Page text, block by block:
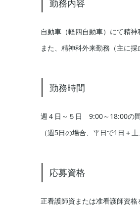
勤務内容
自動車（軽四自動車）にて精神
また、精神科外来勤務（主に採
勤務時間
週４日～５日 9:00～18:00の
（週5日の場合、平日で1日＋
応募資格
正看護師資または准看護師資格